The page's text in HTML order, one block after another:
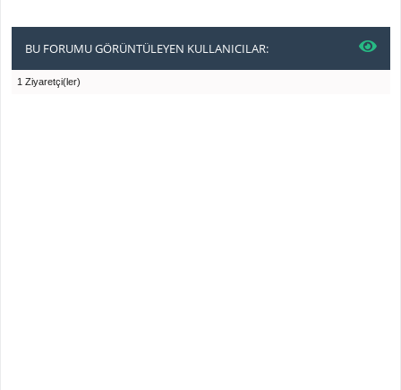
BU FORUMU GÖRÜNTÜLEYEN KULLANICILAR:
1 Ziyaretçi(ler)